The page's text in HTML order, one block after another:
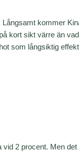
kommer
kort sikt värre än
som långsiktig
2 procent. Men